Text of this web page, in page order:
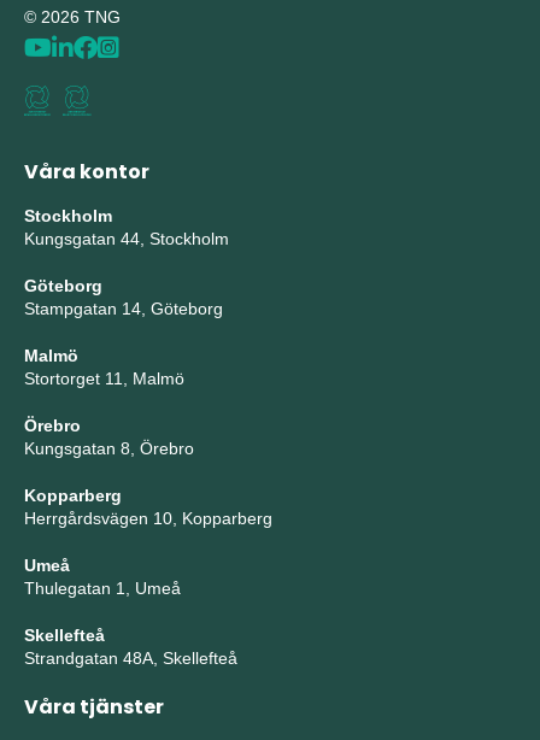
© 2026 TNG
Våra kontor
Stockholm
Kungsgatan 44, Stockholm
Göteborg
Stampgatan 14, Göteborg
Malmö
Stortorget 11, Malmö
Örebro
Kungsgatan 8, Örebro
Kopparberg
Herrgårdsvägen 10, Kopparberg
Umeå
Thulegatan 1, Umeå
Skellefteå
Strandgatan 48A, Skellefteå
Våra tjänster